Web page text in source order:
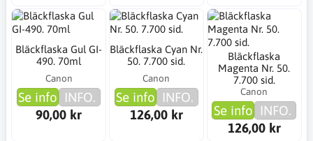
Bläckflaska Gul GI-
490. 70ml
Canon
Se info INFO.
90,00 kr
Bläckflaska Cyan Nr.
50. 7.700 sid.
Canon
Se info INFO.
126,00 kr
Bläckflaska
Magenta Nr. 50.
7.700 sid.
Canon
Se info INFO.
126,00 kr